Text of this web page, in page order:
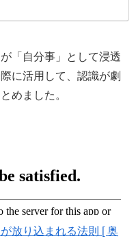
「自分事」として浸透
に活用して、認識が劇
めました。
放り込まれる法則 [ 奥